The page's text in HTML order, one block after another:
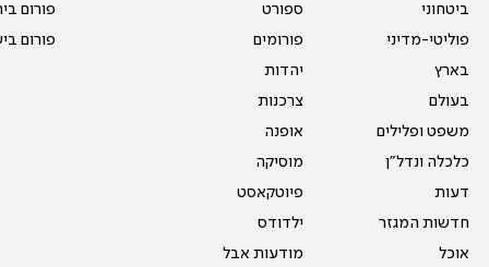
ביטחוני
פוליטי-מדיני
בארץ
בעולם
משפט ופלילים
כלכלה ונדל"ן
דעות
חדשות המגזר
אוכל
ספורט
פורומים
יהדות
צרכנות
אופנה
מוסיקה
פיוטקאסט
ילדודס
מודעות אבל
פורום
פורום